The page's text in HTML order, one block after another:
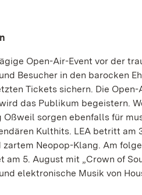
Open-Air-Event vor der
Besucher in den barocken
Tickets sichern. Die
das Publikum begeistern.
sorgen ebenfalls für
Kulthits. LEA betritt
Neopop-Klang. Am
5. August mit „Crown of
elektronische Musik von